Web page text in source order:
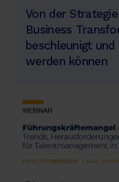
Von der
Business
beschleunigt
werden können